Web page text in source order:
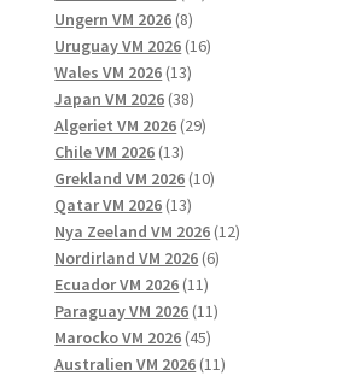
Ungern VM 2026 88
produkter
Uruguay VM 2026 1616
Wales VM 2026 1313
produkter
Japan VM 2026 3838
produkter
Algeriet VM 2026 2929
Chile VM 2026 1313
produkter
Grekland VM 2026 1010
Qatar VM 2026 1313
produkter
Nya Zeeland VM 2026 1212
Nordirland VM 2026 66
Ecuador VM 2026 1111
produkter
Paraguay VM 2026 1111
Marocko VM 2026 4545
produkter
Australien VM 2026 1111